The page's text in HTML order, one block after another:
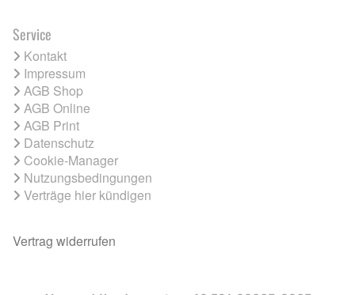
Service
Kontakt
Impressum
AGB Shop
AGB Online
AGB Print
Datenschutz
Cookie-Manager
Nutzungsbedingungen
Verträge hier kündigen
Vertrag widerrufen